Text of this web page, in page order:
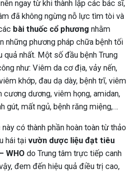
ngay từ khi thành lập các bác sĩ,
đã không ngừng nỗ lực tìm tòi và
bài thuốc cổ phương nhằm
những phương pháp chữa bệnh tối
quả nhất. Một số đầu bệnh Trung
như: Viêm da cơ địa, vảy nến,
khớp, đau dạ dày, bệnh trĩ, viêm
cương dương, viêm họng, amidan,
gút, mất ngủ, bệnh răng miệng,…
có thành phần hoàn toàn từ thảo
hái tại vườn dược liệu đạt tiêu
WHO do Trung tâm trực tiếp canh
đem đến hiệu quả điều trị cao,